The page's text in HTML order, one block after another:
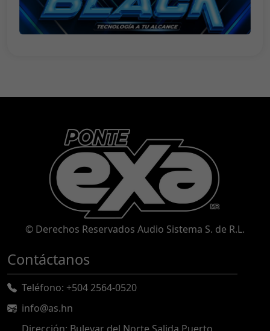
© Derechos Reservados Audio Sistema S. de R.L.
Contáctanos
Teléfono: +504 2564-0520
info@as.hn
Dirección: Bulevar del Norte Salida Puerto